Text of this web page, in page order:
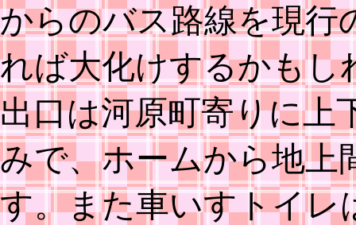
からのバス路線を現行
れば大化けするかもし
出口は河原町寄りに上
みで、ホームから地上
す。また車いすトイレ